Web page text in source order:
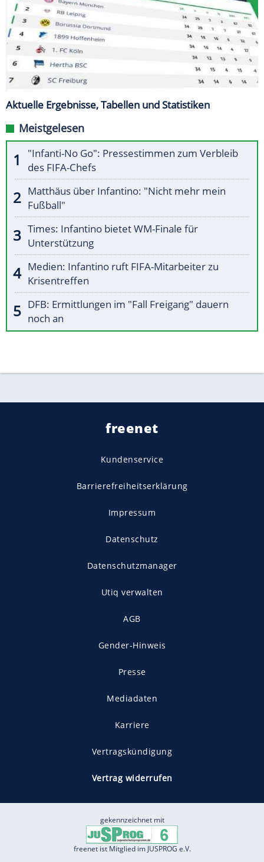
Aktuelle Ergebnisse, Tabellen und Statistiken
Meistgelesen
"Infanti-No Go": Pressestimmen zum Verbleib
des FIFA-Chefs
Matthäus über Infantino: "Nicht mehr mein
Fußball"
Times: Infantino bietet WM-Finale für
Unterstützung
Medien: Infantino ruft FIFA-Mitarbeiter zu
Krisentreffen
DFB: Ermittlungen im "Fall Freigang" dauern
noch an
freenet
Kundenservice
Barrierefreiheitserklärung
Impressum
Datenschutz
Datenschutzmanager
Utiq verwalten
AGB
Gender-Hinweis
Presse
Mediadaten
Karriere
Vertragskündigung
Vertrag widerrufen
gekennzeichnet mit
freenet ist Mitglied im JUSPROG e.V.